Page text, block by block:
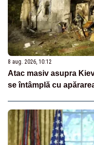
8 aug. 2026, 10:12
Atac masiv asupra
se întâmplă cu